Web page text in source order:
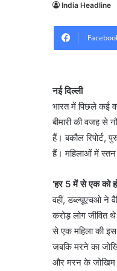
India Headline
नई दिल्ली
भारत में पिछले कई
बीमारी की वजह से
हैं। बकौल
हैं। महिलाओं में
'हर 5 में से एक को
वहीं, डब्ल्यूएचओ ने
करोड़ लोग जीवित
से एक महिला की
जबकि मरने का
और मरन के जोखिम